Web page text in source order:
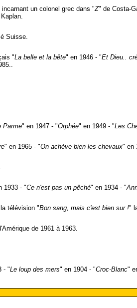
un colonel grec dans "Z" de Costa-
Suisse.
"La belle et la bête" en 1946 - "Et Dieu..
Parme" en 1947 - "Orphée" en 1949 - "Les
" en 1965 - "On achève bien les chevaux" en
1933 - "Ce n'est pas un pêché" en 1934 - "
télévision "Bon sang, mais c'est bien sur !"
de 1961 à 1963.
- "Le loup des mers" en 1904 - "Croc-Blanc"